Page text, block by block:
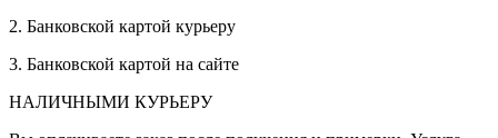
2. Банковской картой курьеру
3. Банковской картой на сайте
НАЛИЧНЫМИ КУРЬЕРУ